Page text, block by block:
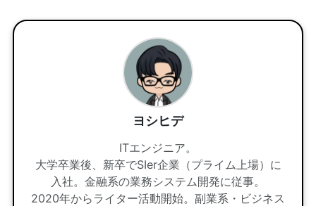
ヨシヒデ
ITエンジニア。
大学卒業後、新卒でSIer企業（プライム上場）に
入社。金融系の業務システム開発に従事。
2020年からライター活動開始。副業系・ビジネス